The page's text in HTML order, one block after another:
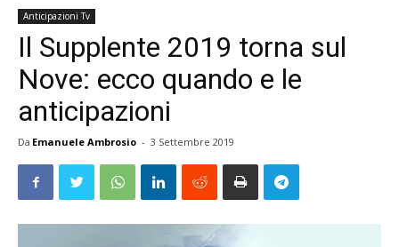
Anticipazioni Tv
Il Supplente 2019 torna sul
Nove: ecco quando e le
anticipazioni
Da Emanuele Ambrosio - 3 Settembre 2019